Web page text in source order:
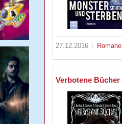
27.12.2016 Romane
Verbotene Bücher